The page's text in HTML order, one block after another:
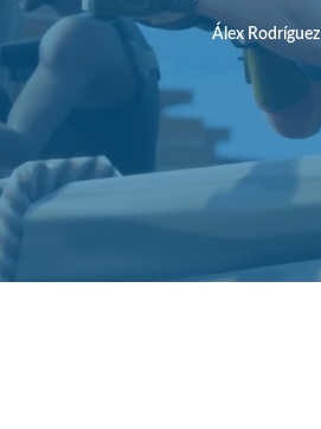
Álex Rodríguez